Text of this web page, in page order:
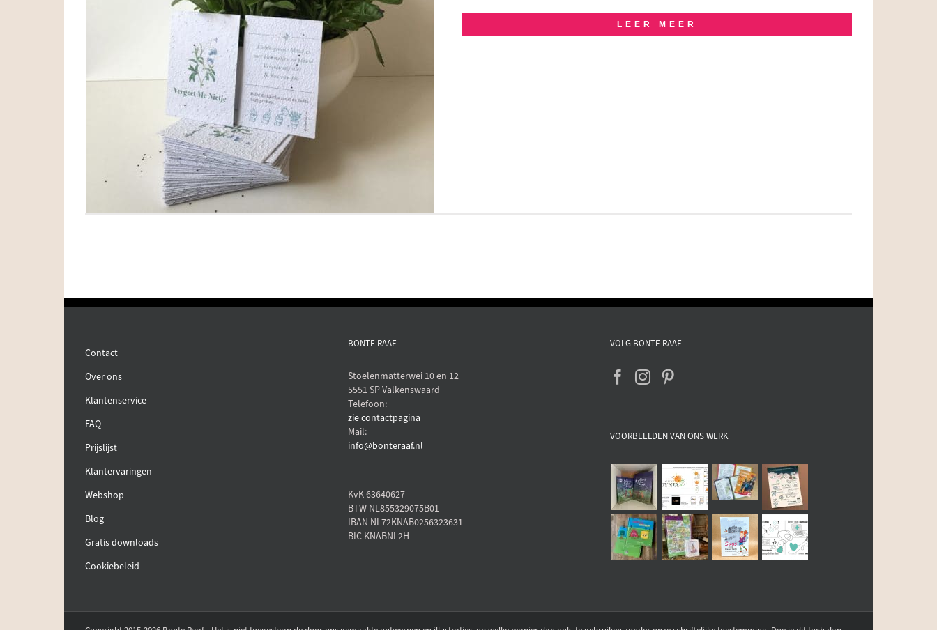
LEER MEER
Contact
Over ons
Klantenservice
FAQ
Prijslijst
Klantervaringen
Webshop
Blog
Gratis downloads
Cookiebeleid
BONTE RAAF
Stoelenmatterwei 10 en 12
5551 SP Valkenswaard
Telefoon:
zie contactpagina
Mail:
info@bonteraaf.nl
KvK 63640627
BTW NL855329075B01
IBAN NL72KNAB0256323631
BIC KNABNL2H
VOLG BONTE RAAF
VOORBEELDEN VAN ONS WERK